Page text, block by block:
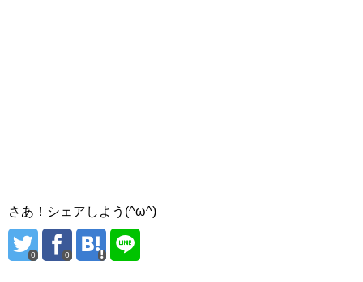
さあ！シェアしよう(^ω^)
0 0